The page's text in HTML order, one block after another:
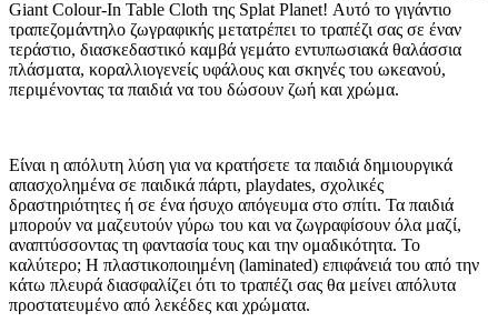
Giant Colour-In Table Cloth της Splat Planet! Αυτό το γιγάντιο
τραπεζομάντηλο ζωγραφικής μετατρέπει το τραπέζι σας σε έναν
τεράστιο, διασκεδαστικό καμβά γεμάτο εντυπωσιακά θαλάσσια
πλάσματα, κοραλλιογενείς υφάλους και σκηνές του ωκεανού,
περιμένοντας τα παιδιά να του δώσουν ζωή και χρώμα.
Είναι η απόλυτη λύση για να κρατήσετε τα παιδιά δημιουργικά
απασχολημένα σε παιδικά πάρτι, playdates, σχολικές
δραστηριότητες ή σε ένα ήσυχο απόγευμα στο σπίτι. Τα παιδιά
μπορούν να μαζευτούν γύρω του και να ζωγραφίσουν όλα μαζί,
αναπτύσσοντας τη φαντασία τους και την ομαδικότητα. Το
καλύτερο; Η πλαστικοποιημένη (laminated) επιφάνειά του από την
κάτω πλευρά διασφαλίζει ότι το τραπέζι σας θα μείνει απόλυτα
προστατευμένο από λεκέδες και χρώματα.